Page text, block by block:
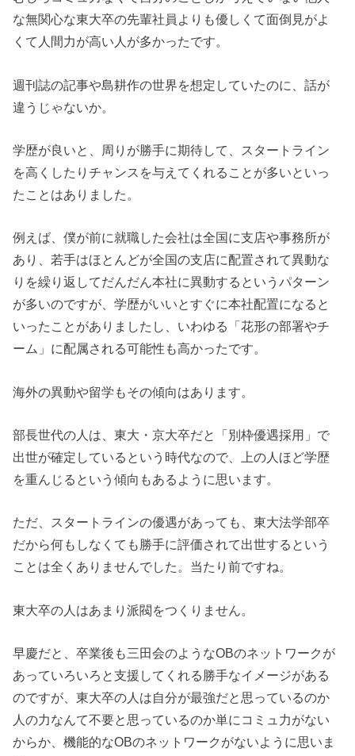
な無関心な東大卒の先輩社員よりも優しくて面倒見がよ
くて人間力が高い人が多かったです。
週刊誌の記事や島耕作の世界を想定していたのに、話が
違うじゃないか。
学歴が良いと、周りが勝手に期待して、スタートライン
を高くしたりチャンスを与えてくれることが多いといっ
たことはありました。
例えば、僕が前に就職した会社は全国に支店や事務所が
あり、若手はほとんどが全国の支店に配置されて異動な
りを繰り返してだんだん本社に異動するというパターン
が多いのですが、学歴がいいとすぐに本社配置になると
いったことがありましたし、いわゆる「花形の部署やチ
ーム」に配属される可能性も高かったです。
海外の異動や留学もその傾向はあります。
部長世代の人は、東大・京大卒だと「別枠優遇採用」で
出世が確定しているという時代なので、上の人ほど学歴
を重んじるという傾向もあるように思います。
ただ、スタートラインの優遇があっても、東大法学部卒
だから何もしなくても勝手に評価されて出世するという
ことは全くありませんでした。当たり前ですね。
東大卒の人はあまり派閥をつくりません。
早慶だと、卒業後も三田会のようなOBのネットワークが
あっていろいろと支援してくれる勝手なイメージがある
のですが、東大卒の人は自分が最強だと思っているのか
人の力なんて不要と思っているのか単にコミュ力がない
からか、機能的なOBのネットワークがないように思いま